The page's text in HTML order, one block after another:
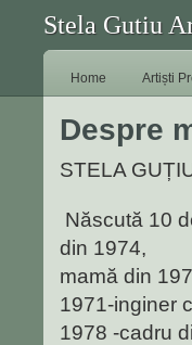
Stela Gutiu
Home Artiști
Despre
STELA
Născută 10
din 1974,
mamă din
1971-inginer
1978 -cadru